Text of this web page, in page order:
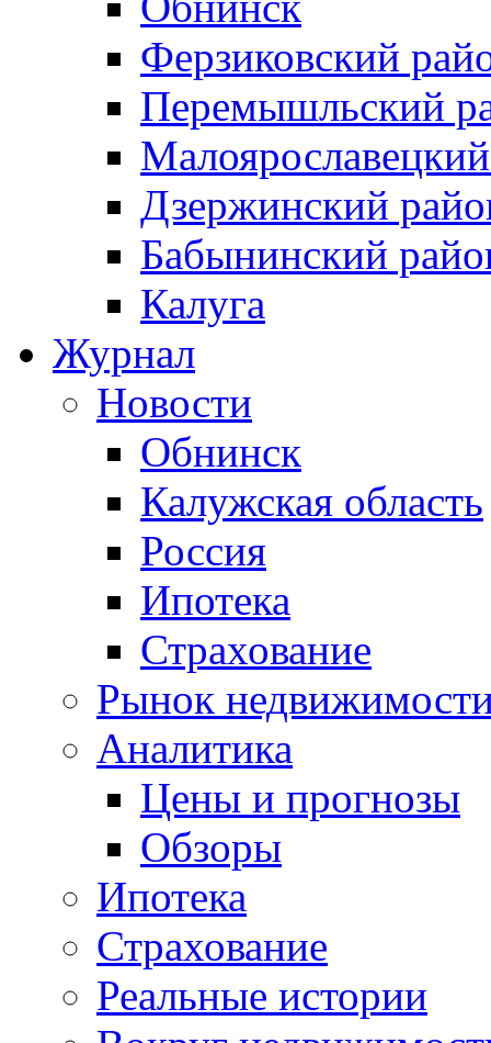
Ферзиковский
Перемышльский
Дзержинский
Бабынинский
Калуга
Журнал
Новости
Обнинск
Калужская область
Россия
Ипотека
Страхование
Рынок
Аналитика
Цены и прогнозы
Обзоры
Ипотека
Страхование
Реальные истории